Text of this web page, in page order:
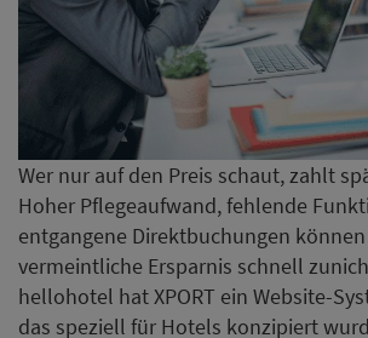
Wer nur auf den Preis schaut, zahlt
Hoher Pflegeaufwand, fehlende
entgangene Direktbuchungen
vermeintliche Ersparnis schnell
hellohotel hat XPORT ein Website-
das speziell für Hotels konzipiert